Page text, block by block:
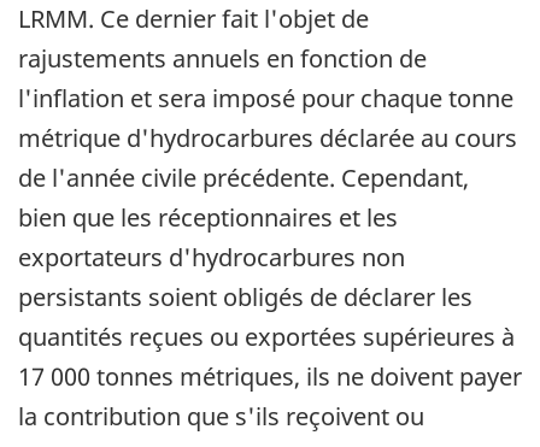
LRMM. Ce dernier fait l'objet de
rajustements annuels en fonction de
l'inflation et sera imposé pour chaque tonne
métrique d'hydrocarbures déclarée au cours
de l'année civile précédente. Cependant,
bien que les réceptionnaires et les
exportateurs d'hydrocarbures non
persistants soient obligés de déclarer les
quantités reçues ou exportées supérieures à
17 000 tonnes métriques, ils ne doivent payer
la contribution que s'ils reçoivent ou